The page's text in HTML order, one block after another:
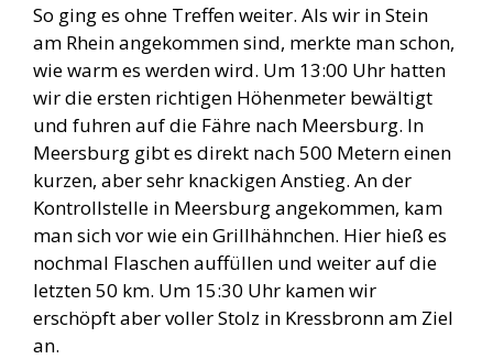
So ging es ohne Treffen weiter. Als wir in Stein
am Rhein angekommen sind, merkte man schon,
wie warm es werden wird. Um 13:00 Uhr hatten
wir die ersten richtigen Höhenmeter bewältigt
und fuhren auf die Fähre nach Meersburg. In
Meersburg gibt es direkt nach 500 Metern einen
kurzen, aber sehr knackigen Anstieg. An der
Kontrollstelle in Meersburg angekommen, kam
man sich vor wie ein Grillhähnchen. Hier hieß es
nochmal Flaschen auffüllen und weiter auf die
letzten 50 km. Um 15:30 Uhr kamen wir
erschöpft aber voller Stolz in Kressbronn am Ziel
an.